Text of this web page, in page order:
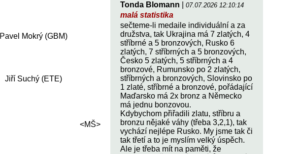
Pavel Mokrý (GBM)
Jiří Suchý (ETE)
<MŠ>
Tonda Blomann 07.07.2026 12:10:14
malá statistika
sečteme-li medaile individuální a za
družstva, tak Ukrajina má 7 zlatých, 4
stříbrné a 5 bronzových, Rusko 6
zlatých, 7 stříbrných a 5 bronzových,
Česko 5 zlatých, 5 stříbrných a 4
bronzové, Rumunsko po 2 zlatých,
stříbrných a bronzových, Slovinsko po
1 zlaté, stříbrné a bronzové, pořádající
Maďarsko má 2x bronz a Německo
má jednu bonzovou.
Kdybychom přiřadili zlatu, stříbru a
bronzu nějaké váhy (třeba 3,2,1), tak
vychází nejlépe Rusko. My jsme tak či
tak třetí a to je myslím velký úspěch.
Ale je třeba mít na paměti, že